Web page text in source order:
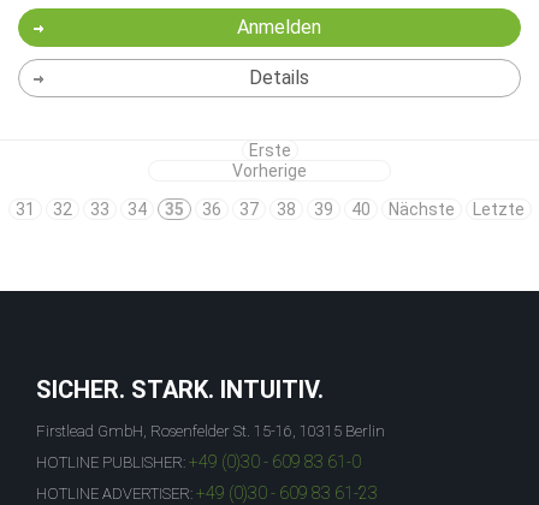
Anmelden
Details
Erste
Vorherige
31
32 33 34 35 36 37 38 39 40 Nächste Letzte
SICHER. STARK. INTUITIV.
Firstlead GmbH, Rosenfelder St. 15-16, 10315 Berlin
HOTLINE PUBLISHER: +49 (0)30 - 609 83 61-0
HOTLINE ADVERTISER: +49 (0)30 - 609 83 61-23